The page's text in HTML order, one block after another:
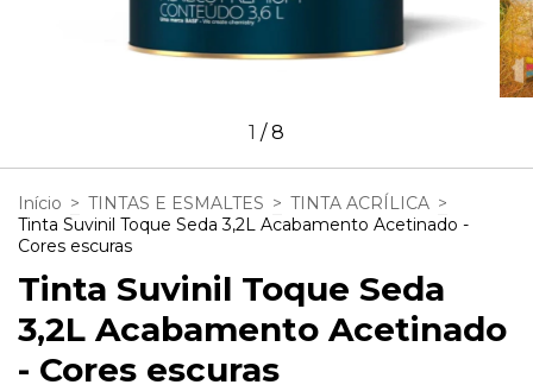
1 /8
Início > TINTAS E ESMALTES > TINTA ACRÍLICA >
Tinta Suvinil Toque Seda 3,2L Acabamento Acetinado -
Cores escuras
Tinta Suvinil Toque Seda
3,2L Acabamento Acetinado
- Cores escuras